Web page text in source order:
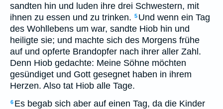
sandten hin und luden ihre drei Schwestern, mit
ihnen zu essen und zu trinken. 5 Und wenn ein Tag
des Wohllebens um war, sandte Hiob hin und
heiligte sie; und machte sich des Morgens frühe
auf und opferte Brandopfer nach ihrer aller Zahl.
Denn Hiob gedachte: Meine Söhne möchten
gesündiget und Gott gesegnet haben in ihrem
Herzen. Also tat Hiob alle Tage.
6 Es begab sich aber auf einen Tag, da die Kinder